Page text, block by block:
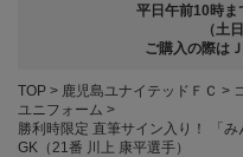
平日午前10時ま
（土
ご購入の際は
TOP 鹿児島ユナイテッドＦＣ
ユニフォーム
勝利時限定 直筆サイン入り！ 「
GK（21番 川上 康平選手）